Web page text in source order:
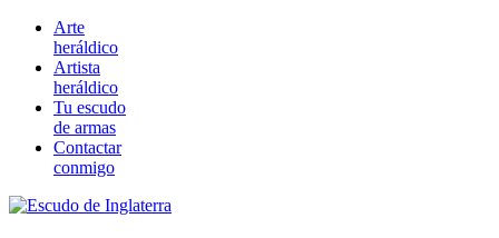
Arte
heráldico
Artista
heráldico
Tu escudo
de armas
Contactar
conmigo